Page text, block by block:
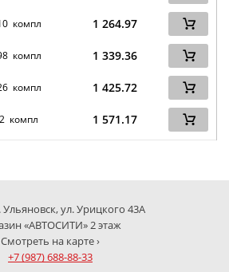
компл 1 264.97
компл 1 339.36
компл 1 425.72
2 компл 1 571.17
Ульяновск, ул. Урицкого 43А
«АВТОСИТИ» 2 этаж
Смотреть на карте ›
+7 (987) 688-88-33